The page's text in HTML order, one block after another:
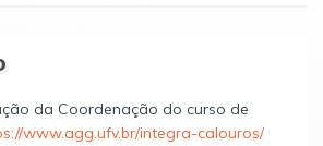
da Coordenação do curso de
www.agg.ufv.br/integra-calouros/